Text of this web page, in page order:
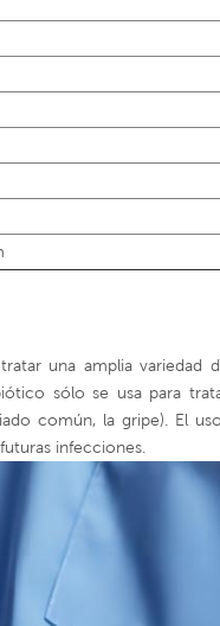
una amplia variedad
sólo se usa para
común, la gripe). El
infecciones.